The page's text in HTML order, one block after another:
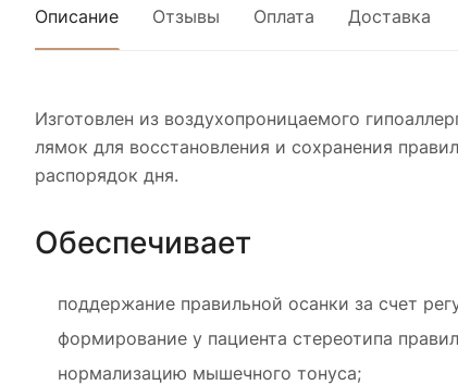
Описание Отзывы Оплата Доставка
Изготовлен из воздухопроницаемого
лямок для восстановления и сохранения
распорядок дня.
Обеспечивает
поддержание правильной осанки за счет
формирование у пациента стереотипа
нормализацию мышечного тонуса;